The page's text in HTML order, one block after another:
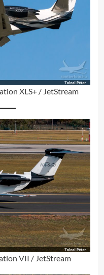
XLS+ / JetStream
VII / JetStream